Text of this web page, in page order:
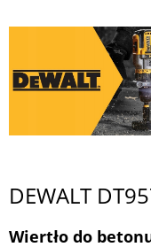
DEWALT
Wiertło do